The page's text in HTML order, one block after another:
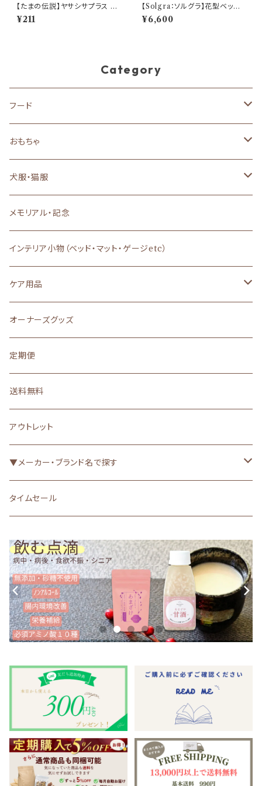
【たまの伝説】ヤサシサプラス ま
ぐろサーモン
¥211
【Solgra：ソルグラ】花型ベッド
(取寄) ひんやり接触冷感
¥6,600
Category
フード
ドッグフード
ドライフード
ウェットフード
手作りごはん
キャットフード
ドライフード
ウェットフード
おやつ
あまざけ
ヤギミルク
ガム
骨・軟骨・筋etc
その他おやつ
特別な日のご馳走
栄養補助・サプリメント
無添加・オーガニック
バイオロジックフード
ヘルスケア（お悩み別）▼
漢方
グレインフリー・アレルゲンカット
腎臓（低リン・低たんぱく質）
下部尿路
関節＆骨
皮膚、毛
シニア
おもちゃ
犬のおもちゃ
猫のおもちゃ
犬服・猫服
背中開き
Dカン付き・ハーネス一体型
Ｔシャツ、キャミソール
防寒
マナーウェア
メモリアル・記念
インテリア小物（ベッド・マット・ゲージetc）
ケア用品
シャンプー
歯磨き・耳掃除
肉球・爪
消臭・消臭袋・お散歩グッズ
虫よけ
被毛・皮膚（UV・保湿etc）
オーナーズグッズ
定期便
送料無料
アウトレット
▼メーカー・ブランド名で探す
ACANA（アカナ）
WhiteFox（ホワイトフォックス）
WOOF（ワフ）・MEOW（ミャウ）
RED HEART（レッドハート）
Kia Ora(キアオラ)
Moora Moora(ムーラムーラ)
Haere Mai(ハレマエ)
バリアサプリ
NATURAL BALANCE（ナチュラルバランス）
Smiley（スマイリー）
北の極
komachi-（コマチナ）：アクシエ
タイムセール